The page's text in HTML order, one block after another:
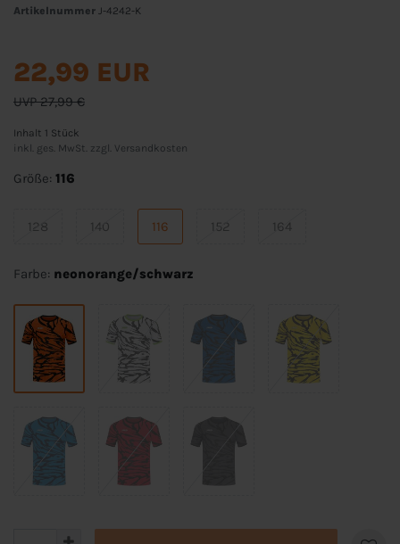
Artikelnummer J-4242-K
UVP 27,99 €
22,99 EUR
Inhalt 1 Stück
inkl. ges. MwSt. zzgl.
Versandkosten
Größe: 116
128 140 116 152 164
Farbe: neonorange/schwarz